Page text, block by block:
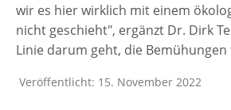
wir es hier wirklich mit einem
nicht geschieht", ergänzt Dr. Dirk
Linie darum geht, die
Veröffentlicht: 15. November 2022